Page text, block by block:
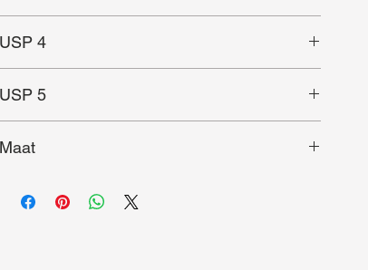
USP 4
USP 5
Maat